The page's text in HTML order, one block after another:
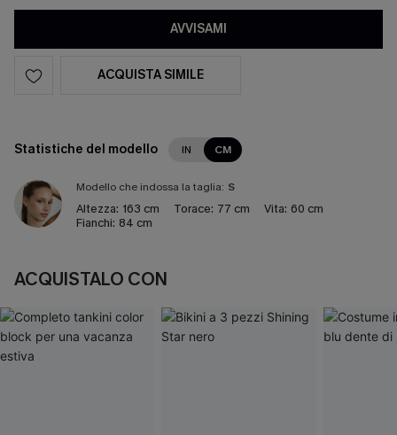
AVVISAMI
ACQUISTA SIMILE
Statistiche del modello IN CM
Modello che indossa la taglia: S
Altezza: 163 cm Torace: 77 cm Vita: 60 cm
Fianchi: 84 cm
ACQUISTALO CON